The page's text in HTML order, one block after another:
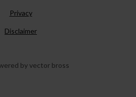
Privacy
Disclaimer
by vector bross